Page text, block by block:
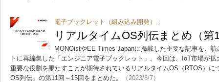
電子ブックレット（組み込み開発）：
リアルタイムOS列伝まとめ（第
MONOistやEE Times Japanに掲載した主要な記事を、
トに再編集した「エンジニア電子ブックレット」。今回は、IoT市場が
重要な役割を果たすことが期待されているリアルタイムOS（RTOS）に
OS列伝」の第11回～15回をまとめた。
（2023/8/7）